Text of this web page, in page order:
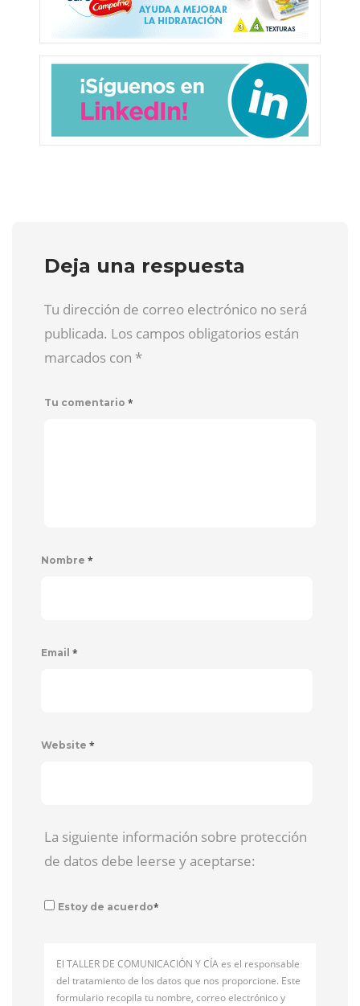
Deja una respuesta
Tu dirección de correo electrónico no será
publicada. Los campos obligatorios están
marcados con *
Tu comentario *
Nombre *
Email *
Website *
La siguiente información sobre protección
de datos debe leerse y aceptarse:
Estoy de acuerdo*
El TALLER DE COMUNICACIÓN Y CÍA es el responsable
del tratamiento de los datos que nos proporcione. Este
formulario recopila tu nombre, correo electrónico y